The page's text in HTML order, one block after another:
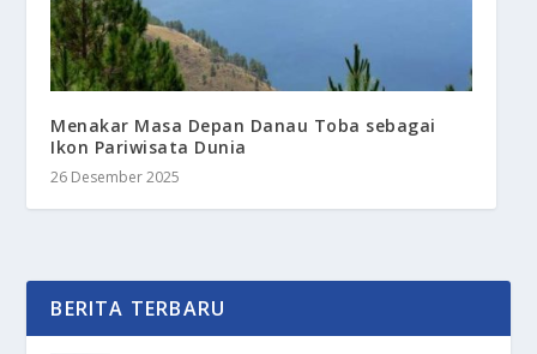
Menakar Masa Depan Danau Toba sebagai
Ikon Pariwisata Dunia
26 Desember 2025
BERITA TERBARU